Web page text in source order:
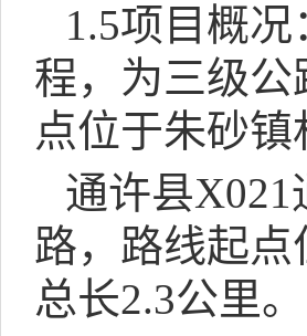
1.5项目概况
程，为三级公
点位于朱砂镇
通许县X021
路，路线起
总长2.3公里。